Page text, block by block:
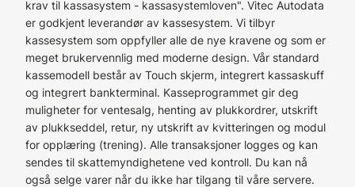
krav til kassasystem - kassasystemloven". Vitec Autodata
er godkjent leverandør av kassesystem. Vi tilbyr
kassesystem som oppfyller alle de nye kravene og som er
meget brukervennlig med moderne design. Vår standard
kassemodell består av Touch skjerm, integrert kassaskuff
og integrert bankterminal. Kasseprogrammet gir deg
muligheter for ventesalg, henting av plukkordrer, utskrift
av plukkseddel, retur, ny utskrift av kvitteringen og modul
for opplæring (trening). Alle transaksjoner logges og kan
sendes til skattemyndighetene ved kontroll. Du kan nå
også selge varer når du ikke har tilgang til våre servere.